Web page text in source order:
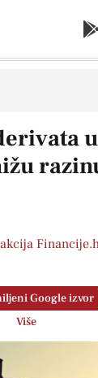
Google izvor
Više